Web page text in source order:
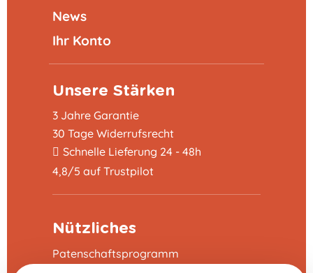
News
Ihr Konto
Unsere Stärken
3 Jahre Garantie
30 Tage Widerrufsrecht
Schnelle Lieferung 24 - 48h
4,8/5 auf Trustpilot
Nützliches
Patenschaftsprogramm